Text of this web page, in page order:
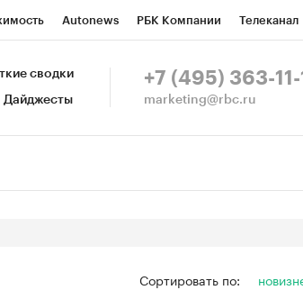
Autonews РБК Компании Телеканал
СПб Конференции СПб Спецпроекты
сводки
Дайджесты
+7 (495) 363-11-
marketing@rbc.ru
Сортировать по: